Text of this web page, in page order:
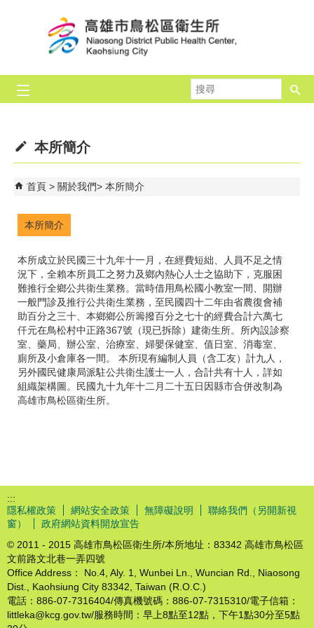
尋
本所簡介
首頁 關於我們 本所簡介
本所簡介
本所成立於民國三十九年十一月，在經費短絀、人員不足之情
況下，全賴本所員工之努力及鄉內熱心人士之協助下，克服困
難推行全鄉公共衛生業務。當時借用鳥松國小教室一間、開辦
一般門診及推行公共衛生業務，至民國四十二年由省農復會補
助百分之三十、本鄉鄉公所籌撥百分之七十的經費合計六萬七
仟元在鳥松村中正路367號（現已拆除）建衛生所。所內設診察
室、藥局、辦公室、治療室、婦嬰保健室、值日室、消毒室、
廁所及小倉庫各一間。 本所現有編制人員（含工友）計九人，
另外國民健康局派駐公共衛生護士一人，合計共有十人，詳如
組織架構圖。民國九十九年十二月二十五日因縣市合併改制為
高雄市鳥松區衛生所。
:::
隱私權政策
網站安全政策 無障礙說明
聯絡我們（另開新視
窗）
政府網站資料開放宣告
© 2011 - 2015 高雄市鳥松區衛生所/本所地址：83342 高雄市鳥松區
文前路文北巷一弄四號
Office Address： No.4, Aly. 1, Wunbei Ln., Wuncian Rd., Niaosong
Dist., Kaohsiung City 83342, Taiwan (R.O.C.)
電話：886-07-7316404/傳真機號碼：886-07-7315310/電子信箱：
littleka@kcg.gov.tw/服務時間：早上8點至12點，下午1點30分至5點